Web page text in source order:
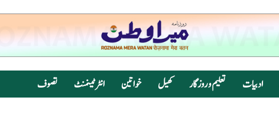
ادبیات تعلیم و روزگار کھیل خواتین انٹرٹینمنٹ تصوف